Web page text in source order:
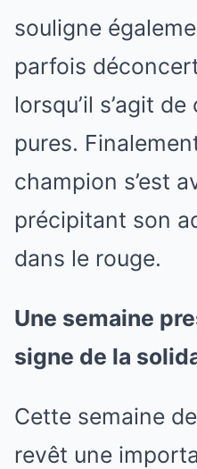
souligne
parfois
lorsqu’il s’agit
pures.
champion s’est
précipitant son
dans le rouge.
Une semaine
signe de la
Cette semaine
revêt une